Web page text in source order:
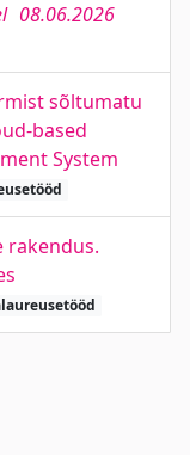
08.06.2026
sõltumatu
based
System
rakendus.